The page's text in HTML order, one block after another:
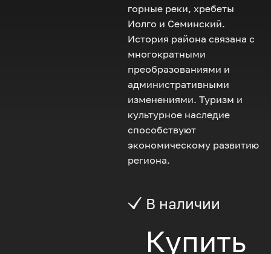
горные реки, хребеты
Иолго и Семинский.
История района связана с
многократными
преобразованиями и
административными
изменениями. Туризм и
культурное наследие
способствуют
экономическому развитию
региона.
В наличии
Купить